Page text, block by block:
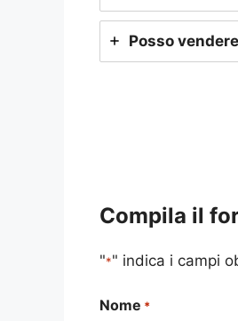
Posso
Compila il
"*" indica i campi
Nome *